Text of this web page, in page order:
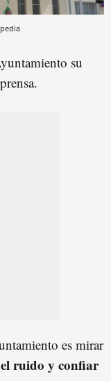
su
es mirar
ruido y confiar